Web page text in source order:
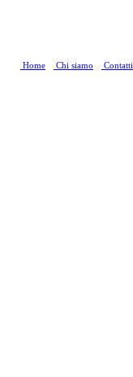
Home Chi siamo Contatti